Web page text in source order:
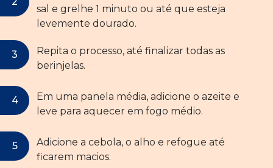
sal e grelhe 1 minuto ou até que esteja
levemente dourado.
Repita o processo, até finalizar todas as
berinjelas.
Em uma panela média, adicione o azeite e
leve para aquecer em fogo médio.
Adicione a cebola, o alho e refogue até
ficarem macios.